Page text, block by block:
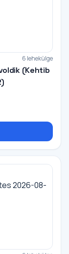
6 lehekülge
(Kehtib